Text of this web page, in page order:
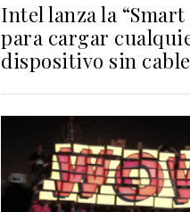
Intel lanza la “Smart
para cargar
dispositivo sin